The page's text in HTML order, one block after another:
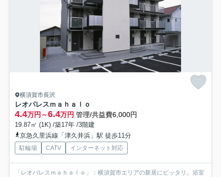
横須賀市長沢
レオパレスｍａｈａｌｏ
4.4万円～6.4万円 管理/共益費6,000円
19.87㎡ (1K) /築17年 /3階建
京急久里浜線「津久井浜」駅 徒歩11分
駐輪場 CATV インターネット対応
「レオパレスｍａｈａｌｏ」：横須賀市エリアの新居にピッタリ。浴室